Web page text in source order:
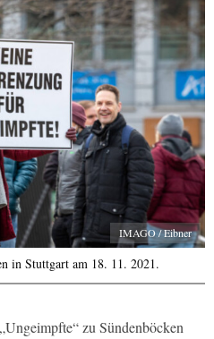
IMAGO / Eibner
in Stuttgart am 18. 11. 2021.
zu Sündenböcken